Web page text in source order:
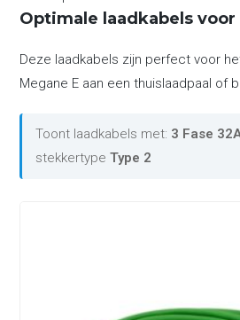
Optimale laadkabels voor
Deze laadkabels zijn perfect voor
Megane E aan een thuislaadpaal of
Toont laadkabels met: 3 Fase
stekkertypeType 2